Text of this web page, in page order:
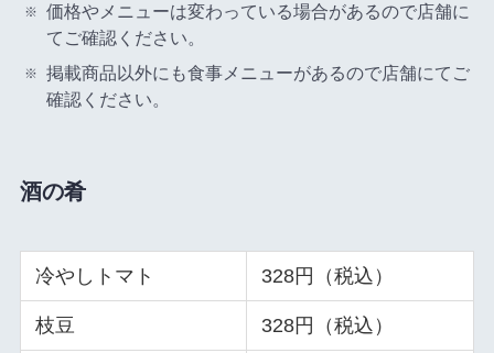
価格やメニューは変わっている場合があるので店舗に
てご確認ください。
掲載商品以外にも食事メニューがあるので店舗にてご
確認ください。
酒の肴
冷やしトマト 328円（税込）
枝豆 328円（税込）